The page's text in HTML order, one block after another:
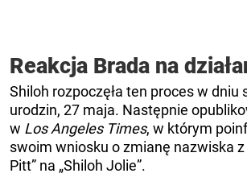
Reakcja Brada na
Shiloh rozpoczęła ten proces w dniu
urodzin, 27 maja. Następnie
w Los Angeles Times, w którym
swoim wniosku o zmianę nazwiska z
Pitt” na „Shiloh Jolie”.